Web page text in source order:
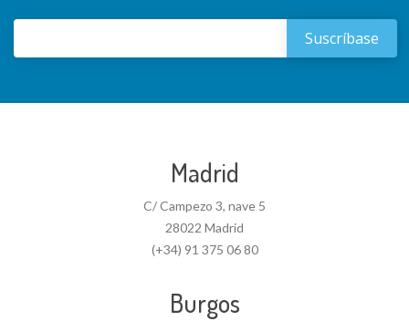
Madrid
C/ Campezo 3, nave 5
28022 Madrid
(+34) 91 375 06 80
Burgos